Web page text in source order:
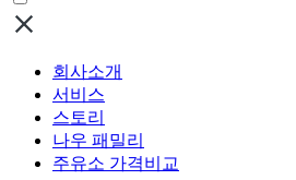
회사소개
서비스
스토리
나우 패밀리
주유소 가격비교